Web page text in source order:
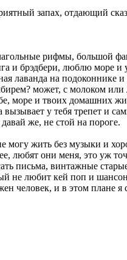
запах, отдающий
рифмы, большой
и брэдбери, люблю море и
лаванда на
может, с молоком или
море и твоих домашних
вызывает у тебя трепет и
же, не стой на пороге.
могу жить без музыки и
любят они меня, это уж
письма, винтажные
не любит кей поп и
человек, и в этом плане